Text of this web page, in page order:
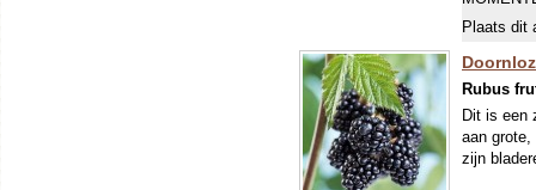
Plaats dit
Rubus
Dit is een
aan
zijn